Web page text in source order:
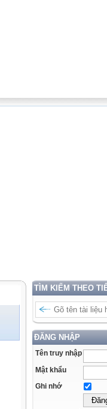
TÌM KIẾM THEO
ĐĂNG NHẬP
Tên truy nhập
Mật khẩu
Ghi nhớ